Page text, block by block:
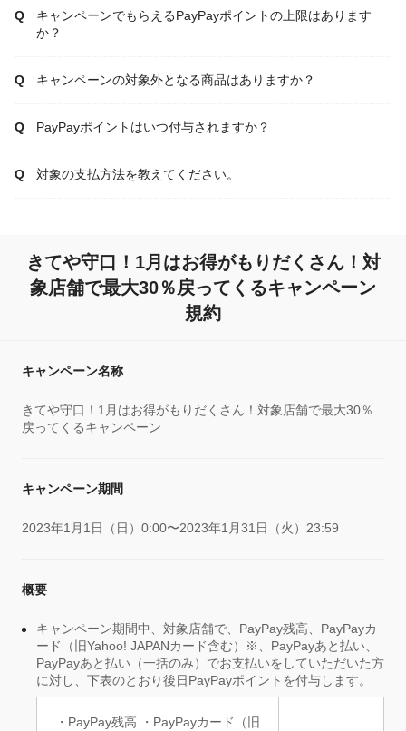
キャンペーンでもらえるPayPayポイントの上限はあります
か？
キャンペーンの対象外となる商品はありますか？
PayPayポイントはいつ付与されますか？
対象の支払方法を教えてください。
きてや守口！1月はお得がもりだくさん！対
象店舗で最大30％戻ってくるキャンペーン
規約
キャンペーン名称
きてや守口！1月はお得がもりだくさん！対象店舗で最大30％
戻ってくるキャンペーン
キャンペーン期間
2023年1月1日（日）0:00〜2023年1月31日（火）23:59
概要
キャンペーン期間中、対象店舗で、PayPay残高、PayPayカ
ード（旧Yahoo! JAPANカード含む）※、PayPayあと払い、
PayPayあと払い（一括のみ）でお支払いをしていただいた方
に対し、下表のとおり後日PayPayポイントを付与します。
・PayPay残高 ・PayPayカード（旧